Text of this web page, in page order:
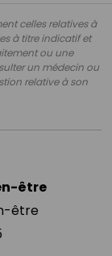
celles relatives à
à titre indicatif et
ou une
un médecin ou
relative à son
être
être